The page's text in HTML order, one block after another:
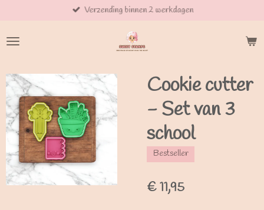
naar
de
Verzending binnen 2 werkdagen
Cookie cutter
- Set van 3
school
Bestseller
€ 11,95